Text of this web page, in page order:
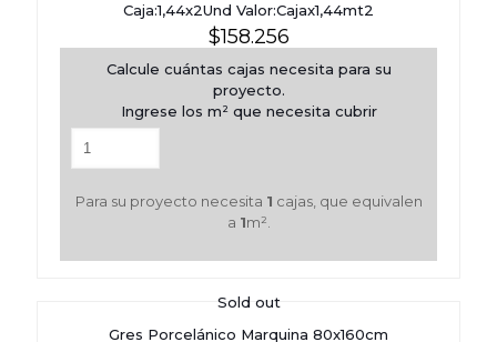
Caja:1,44x2Und Valor:Cajax1,44mt2
$158.256
Calcule cuántas cajas necesita para su
proyecto.
Ingrese los m² que necesita cubrir
Para su proyecto necesita 1 cajas, que equivalen
a 1m².
Sold out
Gres Porcelánico Marquina 80x160cm